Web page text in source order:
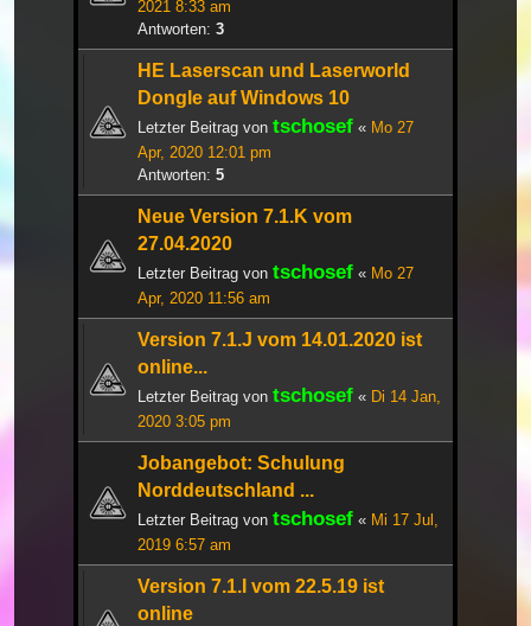
2021 8:33 am
Antworten: 3
HE Laserscan und Laserworld
Dongle auf Windows 10
Letzter Beitrag von tschosef « Mo 27
Apr, 2020 12:01 pm
Antworten: 5
Neue Version 7.1.K vom
27.04.2020
Letzter Beitrag von tschosef « Mo 27
Apr, 2020 11:56 am
Version 7.1.J vom 14.01.2020 ist
online...
Letzter Beitrag von tschosef « Di 14 Jan,
2020 3:05 pm
Jobangebot: Schulung
Norddeutschland ...
Letzter Beitrag von tschosef « Mi 17 Jul,
2019 6:57 am
Version 7.1.I vom 22.5.19 ist
online